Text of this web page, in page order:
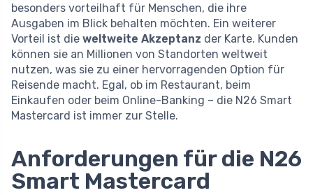
besonders vorteilhaft für Menschen, die ihre
Ausgaben im Blick behalten möchten. Ein weiterer
Vorteil ist die weltweite Akzeptanz der Karte. Kunden
können sie an Millionen von Standorten weltweit
nutzen, was sie zu einer hervorragenden Option für
Reisende macht. Egal, ob im Restaurant, beim
Einkaufen oder beim Online-Banking – die N26 Smart
Mastercard ist immer zur Stelle.
Anforderungen für die N26
Smart Mastercard